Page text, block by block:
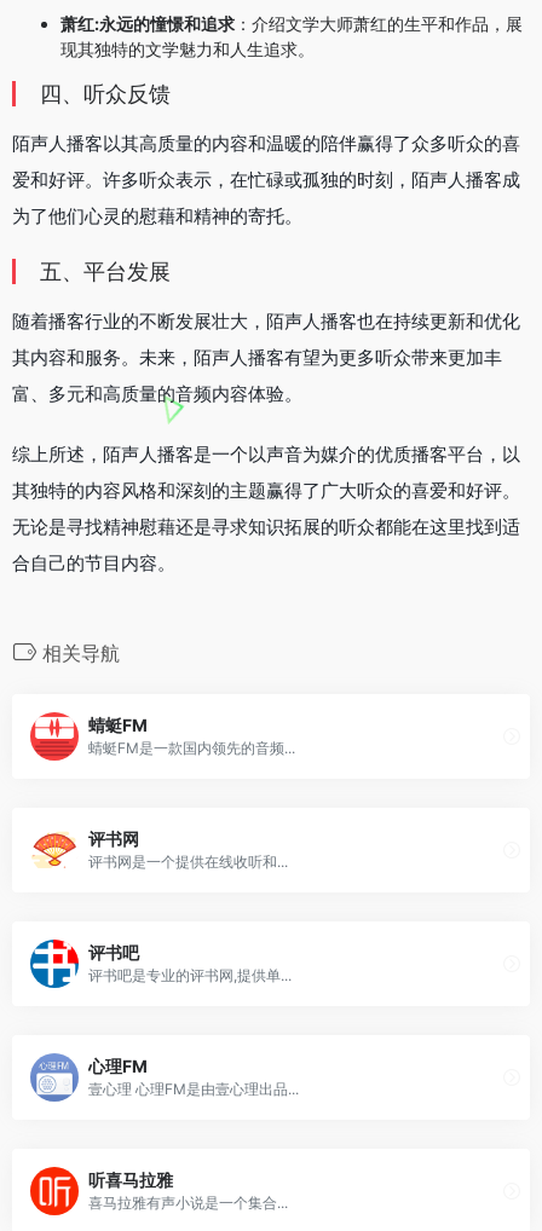
萧红:永远的憧憬和追求 ：介绍文学大师萧红的生平和作品，展
现其独特的文学魅力和人生追求。
四、听众反馈
陌声人播客以其高质量的内容和温暖的陪伴赢得了众多听众的喜
爱和好评。许多听众表示，在忙碌或孤独的时刻，陌声人播客成
为了他们心灵的慰藉和精神的寄托。
五、平台发展
随着播客行业的不断发展壮大，陌声人播客也在持续更新和优化
其内容和服务。未来，陌声人播客有望为更多听众带来更加丰
富、多元和高质量的音频内容体验。
综上所述，陌声人播客是一个以声音为媒介的优质播客平台，以
其独特的内容风格和深刻的主题赢得了广大听众的喜爱和好评。
无论是寻找精神慰藉还是寻求知识拓展的听众都能在这里找到适
合自己的节目内容。
相关导航
蜻蜓FM
蜻蜓FM是一款国内领先的音频...
评书网
评书网是一个提供在线收听和...
评书吧
评书吧是专业的评书网,提供单...
心理FM
壹心理 心理FM是由壹心理出品...
听喜马拉雅
喜马拉雅有声小说是一个集合...